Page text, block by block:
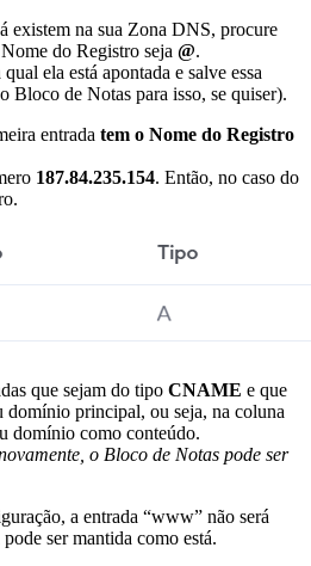
existem na sua Zona DNS, procure
do Registro seja @.
qual ela está apontada e salve essa
Bloco de Notas para isso, se quiser).
entrada tem o Nome do Registro
187.84.235.154. Então, no caso do
que sejam do tipo CNAME e que
domínio principal, ou seja, na coluna
domínio como conteúdo.
o Bloco de Notas pode ser
a entrada “www” não será
ser mantida como está.